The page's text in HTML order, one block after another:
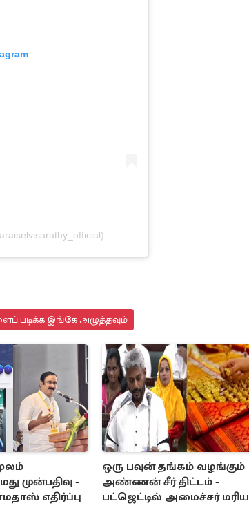
படிக்க இங்கே அழுத்தவும்
முன்பதிவு -
எதிர்ப்பு
ஒரு பவுன் தங்கம் வழங்கும்
அண்ணன் சீர் திட்டம் -
பட்ஜெட்டில் அமைச்சர் மரிய